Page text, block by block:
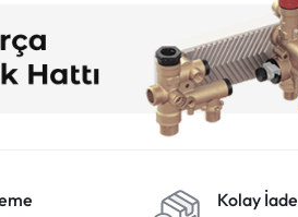
Kolay İade